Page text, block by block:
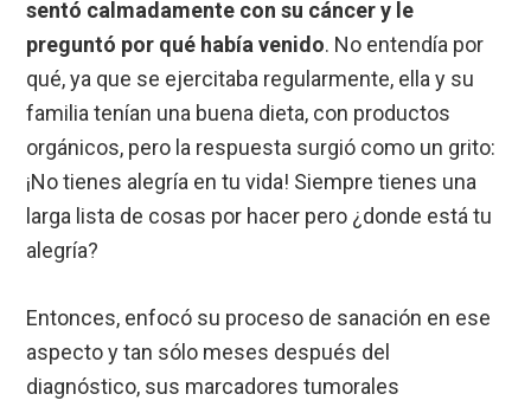
sentó calmadamente con su cáncer y le
preguntó por qué había venido. No entendía por
qué, ya que se ejercitaba regularmente, ella y su
familia tenían una buena dieta, con productos
orgánicos, pero la respuesta surgió como un grito:
¡No tienes alegría en tu vida! Siempre tienes una
larga lista de cosas por hacer pero ¿donde está tu
alegría?
Entonces, enfocó su proceso de sanación en ese
aspecto y tan sólo meses después del
diagnóstico, sus marcadores tumorales